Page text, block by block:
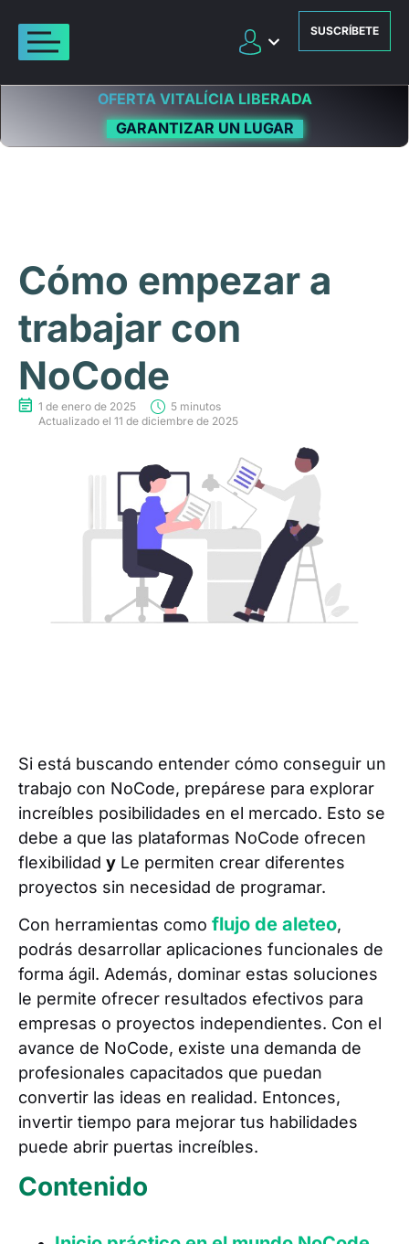
SUSCRÍBETE
OFERTA VITALÍCIA LIBERADA
GARANTIZAR UN LUGAR
Cómo empezar a
trabajar con
NoCode
1 de enero de 2025
5 minutos
Actualizado el 11 de diciembre de 2025
Si está buscando entender cómo conseguir un
trabajo con NoCode, prepárese para explorar
increíbles posibilidades en el mercado. Esto se
debe a que las plataformas NoCode ofrecen
flexibilidad y Le permiten crear diferentes
proyectos sin necesidad de programar.
Con herramientas como flujo de aleteo,
podrás desarrollar aplicaciones funcionales de
forma ágil. Además, dominar estas soluciones
le permite ofrecer resultados efectivos para
empresas o proyectos independientes. Con el
avance de NoCode, existe una demanda de
profesionales capacitados que puedan
convertir las ideas en realidad. Entonces,
invertir tiempo para mejorar tus habilidades
puede abrir puertas increíbles.
Contenido